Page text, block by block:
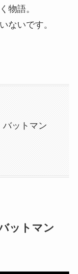
物語。
ないです。
バットマン
ットマン